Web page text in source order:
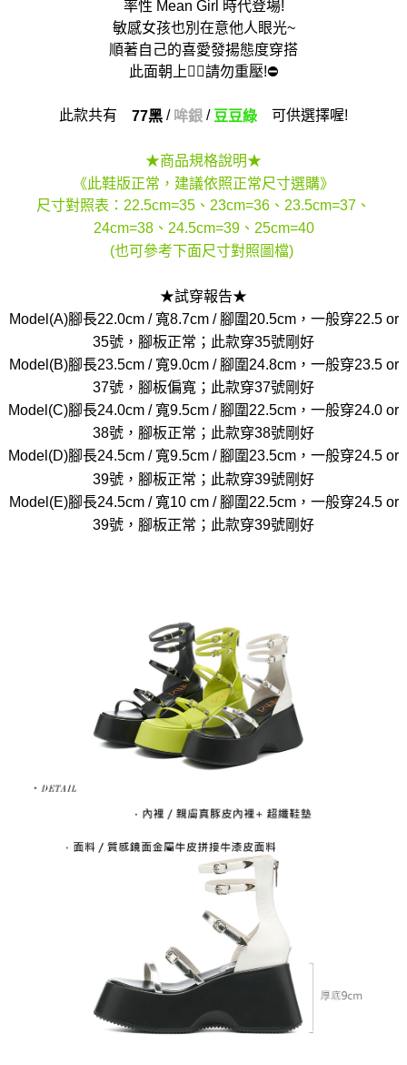
率性 Mean Girl 時代登場!
敏感女孩也別在意他人眼光~
順著自己的喜愛發揚態度穿搭
此面朝上☝🏻請勿重壓!⛔
此款共有 77黑 / 哞銀 / 豆豆綠 可供選擇喔!
★商品規格說明★
《此鞋版正常，建議依照正常尺寸選購》
尺寸對照表：22.5cm=35、23cm=36、23.5cm=37、
24cm=38、24.5cm=39、25cm=40
(也可參考下面尺寸對照圖檔)
★試穿報告★
Model(A)腳長22.0cm / 寬8.7cm / 腳圍20.5cm，一般穿22.5 or
35號，腳板正常；此款穿35號剛好
Model(B)腳長23.5cm / 寬9.0cm / 腳圍24.8cm，一般穿23.5 or
37號，腳板偏寬；此款穿37號剛好
Model(C)腳長24.0cm / 寬9.5cm / 腳圍22.5cm，一般穿24.0 or
38號，腳板正常；此款穿38號剛好
Model(D)腳長24.5cm / 寬9.5cm / 腳圍23.5cm，一般穿24.5 or
39號，腳板正常；此款穿39號剛好
Model(E)腳長24.5cm / 寬10 cm / 腳圍22.5cm，一般穿24.5 or
39號，腳板正常；此款穿39號剛好